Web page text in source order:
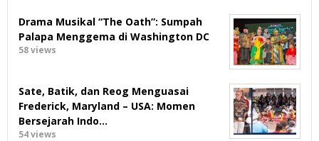
Drama Musikal “The Oath”: Sumpah
Palapa Menggema di Washington DC
58 views
Sate, Batik, dan Reog Menguasai
Frederick, Maryland – USA: Momen
Bersejarah Indo…
54 views